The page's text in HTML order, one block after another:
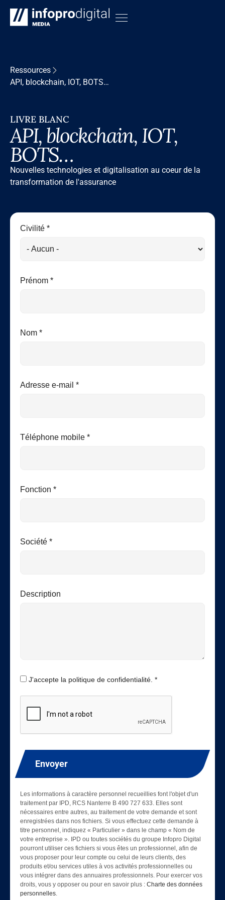
Ressources
API, blockchain, IOT, BOTS…
LIVRE BLANC
API, blockchain, IOT,
BOTS…
Nouvelles technologies et digitalisation au coeur de la
transformation de l'assurance
Civilité *
Prénom *
Nom *
Adresse e-mail *
Téléphone mobile *
Fonction *
Société *
Description
J'accepte la politique de confidentialité. *
Envoyer
Les informations à caractère personnel recueillies font l'objet d'un
traitement par IPD, RCS Nanterre B 490 727 633. Elles sont
nécessaires entre autres, au traitement de votre demande et sont
enregistrées dans nos fichiers. Si vous effectuez cette demande à
titre personnel, indiquez « Particulier » dans le champ « Nom de
votre entreprise ». IPD ou toutes sociétés du groupe Infopro Digital
pourront utiliser ces fichiers si vous êtes un professionnel, afin de
vous proposer pour leur compte ou celui de leurs clients, des
produits et/ou services utiles à vos activités professionnelles ou
vous intégrer dans des annuaires professionnels. Pour exercer vos
droits, vous y opposer ou pour en savoir plus : Charte des données
personnelles.